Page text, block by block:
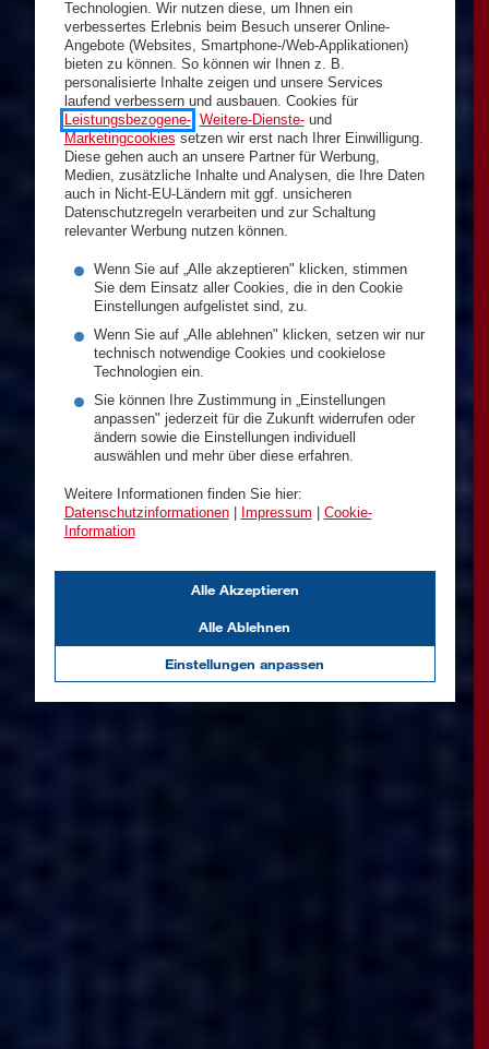
Technologien. Wir nutzen diese, um Ihnen ein
verbessertes Erlebnis beim Besuch unserer Online-
Angebote (Websites, Smartphone-/Web-Applikationen)
bieten zu können. So können wir Ihnen z. B.
personalisierte Inhalte zeigen und unsere Services
laufend verbessern und ausbauen. Cookies für
Leistungsbezogene-, Weitere-Dienste-und
Marketingcookies setzen wir erst nach Ihrer Einwilligung.
Diese gehen auch an unsere Partner für Werbung,
Medien, zusätzliche Inhalte und Analysen, die Ihre Daten
auch in Nicht-EU-Ländern mit ggf. unsicheren
Datenschutzregeln verarbeiten und zur Schaltung
relevanter Werbung nutzen können.
Wenn Sie auf „Alle akzeptieren" klicken, stimmen
Sie dem Einsatz aller Cookies, die in den Cookie
Einstellungen aufgelistet sind, zu.
Wenn Sie auf „Alle ablehnen" klicken, setzen wir nur
technisch notwendige Cookies und cookielose
Technologien ein.
Sie können Ihre Zustimmung in „Einstellungen
anpassen" jederzeit für die Zukunft widerrufen oder
ändern sowie die Einstellungen individuell
auswählen und mehr über diese erfahren.
Weitere Informationen finden Sie hier:
Datenschutzinformationen| Impressum
Cookie-
Information
Einstellungen anpassen
Alle Ablehnen
Alle Akzeptieren